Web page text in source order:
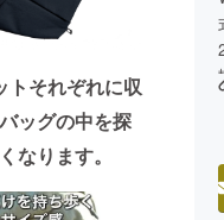
トそれぞれに収
ッグの中を探
なります。